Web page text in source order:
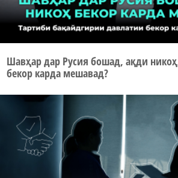
Шавҳар дар Русия бошад, ақди никоҳ
бекор карда мешавад?